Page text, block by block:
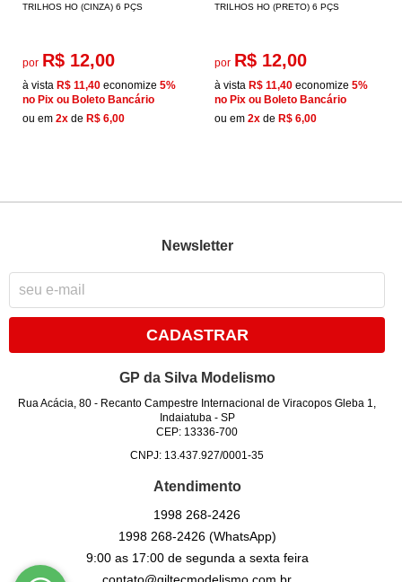
TRILHOS HO (CINZA) 6 PÇS
por R$ 12,00
à vista R$ 11,40 economize 5%
no Pix ou Boleto Bancário
ou em 2x de R$ 6,00
TRILHOS HO (PRETO) 6 PÇS
por R$ 12,00
à vista R$ 11,40 economize 5%
no Pix ou Boleto Bancário
ou em 2x de R$ 6,00
Newsletter
CADASTRAR
GP da Silva Modelismo
Rua Acácia, 80 - Recanto Campestre Internacional de Viracopos Gleba 1,
Indaiatuba - SP
CEP: 13336-700
CNPJ: 13.437.927/0001-35
Atendimento
1998 268-2426
1998268-2426 (WhatsApp)
9:00 as 17:00 de segunda a sexta feira